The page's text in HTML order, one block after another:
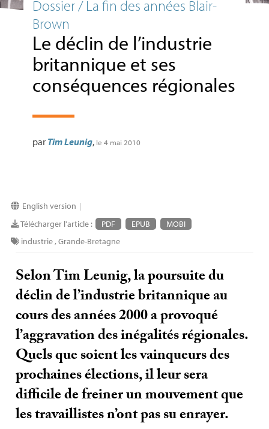
Dossier / La fin des années Blair-
Brown
Le déclin de l’industrie
britannique et ses
conséquences régionales
par Tim Leunig, le 4 mai 2010
English version |
Télécharger l'article : PDF EPUB
MOBI
industrie,Grande-Bretagne
Selon Tim Leunig, la poursuite du
déclin de l’industrie britannique au
cours des années 2000 a provoqué
l’aggravation des inégalités régionales.
Quels que soient les vainqueurs des
prochaines élections, il leur sera
difficile de freiner un mouvement que
les travaillistes n’ont pas su enrayer.